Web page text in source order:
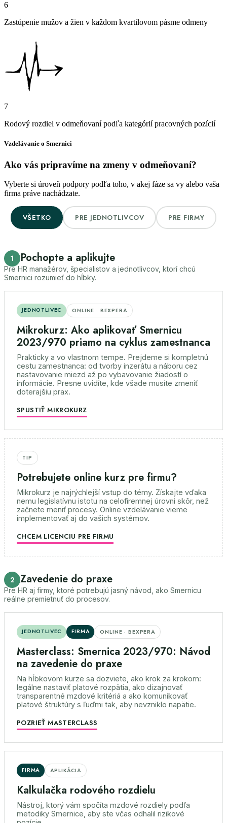
6
Zastúpenie mužov a žien v každom kvartilovom pásme odmeny
7
Rodový rozdiel v odmeňovaní podľa kategórií pracovných pozícií
Vzdelávanie o Smernici
Ako vás pripravíme na zmeny v odmeňovaní?
Vyberte si úroveň podpory podľa toho, v akej fáze sa vy alebo vaša
firma práve nachádzate.
VŠETKO PRE JEDNOTLIVCOV PRE FIRMY
1 Pochopte a aplikujte
Pre HR manažérov, špecialistov a jednotlivcov, ktorí chcú
Smernici rozumieť do hĺbky.
JEDNOTLIVEC ONLINE · BEXPERA
Mikrokurz: Ako aplikovať Smernicu
2023/970 priamo na cyklus zamestnanca
Prakticky a vo vlastnom tempe. Prejdeme si kompletnú
cestu zamestnanca: od tvorby inzerátu a náboru cez
nastavovanie miezd až po vybavovanie žiadostí o
informácie. Presne uvidíte, kde všade musíte zmeniť
doterajšiu prax.
SPUSTIŤ MIKROKURZ
TIP
Potrebujete online kurz pre firmu?
Mikrokurz je najrýchlejší vstup do témy. Získajte vďaka
nemu legislatívnu istotu na celofiremnej úrovni skôr, než
začnete meniť procesy. Online vzdelávanie vieme
implementovať aj do vašich systémov.
CHCEM LICENCIU PRE FIRMU
2 Zavedenie do praxe
Pre HR aj firmy, ktoré potrebujú jasný návod, ako Smernicu
reálne premietnuť do procesov.
JEDNOTLIVEC FIRMA ONLINE · BEXPERA
Masterclass: Smernica 2023/970: Návod
na zavedenie do praxe
Na hĺbkovom kurze sa dozviete, ako krok za krokom:
legálne nastaviť platové rozpätia, ako dizajnovať
transparentné mzdové kritériá a ako komunikovať
platové štruktúry s ľuďmi tak, aby nevzniklo napätie.
POZRIEŤ MASTERCLASS
FIRMA APLIKÁCIA
Kalkulačka rodového rozdielu
Nástroj, ktorý vám spočíta mzdové rozdiely podľa
metodiky Smernice, aby ste včas odhalil rizikové